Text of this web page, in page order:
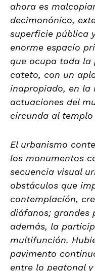
ahora es
decimonónico,
superficie pública
enorme espacio
que ocupa toda la
cateto, con un
inapropiado, en la
actuaciones del
circunda al
El urbanismo
los monumentos
secuencia visual
obstáculos que
contemplación,
diáfanos; grandes
además, la
multifunción.
pavimento
entre lo peatonal